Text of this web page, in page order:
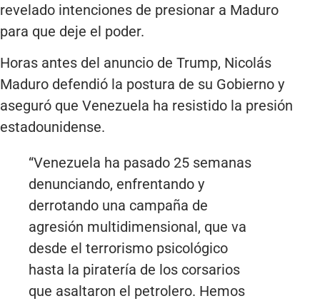
revelado intenciones de presionar a Maduro
para que deje el poder.
Horas antes del anuncio de Trump, Nicolás
Maduro defendió la postura de su Gobierno y
aseguró que Venezuela ha resistido la presión
estadounidense.
“Venezuela ha pasado 25 semanas
denunciando, enfrentando y
derrotando una campaña de
agresión multidimensional, que va
desde el terrorismo psicológico
hasta la piratería de los corsarios
que asaltaron el petrolero. Hemos